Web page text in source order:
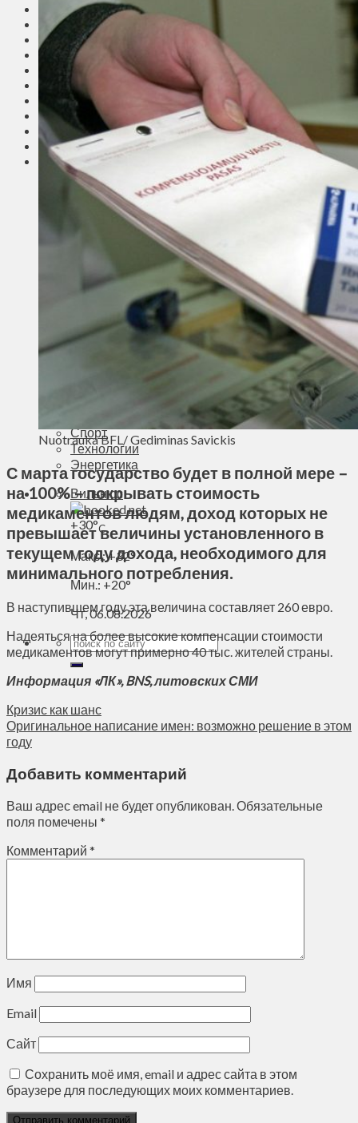
Клайпеда
Висагинас
Регионы
Соседи
Транспорт
Выбор читателей
Калейдоскоп
Армия
Сейм Литвы
Культура
Больше
Фоторепортаж
Туризм
ЛК рекомендует
Сеньорам
Образование
Здравоохранение
Экология
Происшествия
Приграничье
Деньги
Визиты
Духовное пространство
Спорт
Технологии
Энергетика
Вильнюс
+30°C
Макс.:+32°
Мин.: +20°
Чт, 06.08.2026
Nuotrauka BFL/ Gediminas Savickis
С марта государство будет в полной мере –
на 100% – покрывать стоимость
медикаментов людям, доход которых не
превышает величины установленного в
текущем году дохода, необходимого для
минимального потребления.
В наступившем году эта величина составляет 260 евро.
Надеяться на более высокие компенсации стоимости
медикаментов могут примерно 40 тыс. жителей страны.
Информация «ЛК», BNS, литовских СМИ
Кризис как шанс
Оригинальное написание имен: возможно решение в этом
году
Добавить комментарий
Ваш адрес email не будет опубликован.Обязательные
поля помечены *
Комментарий *
Имя
Email
Сайт
Сохранить моё имя, email и адрес сайта в этом
браузере для последующих моих комментариев.